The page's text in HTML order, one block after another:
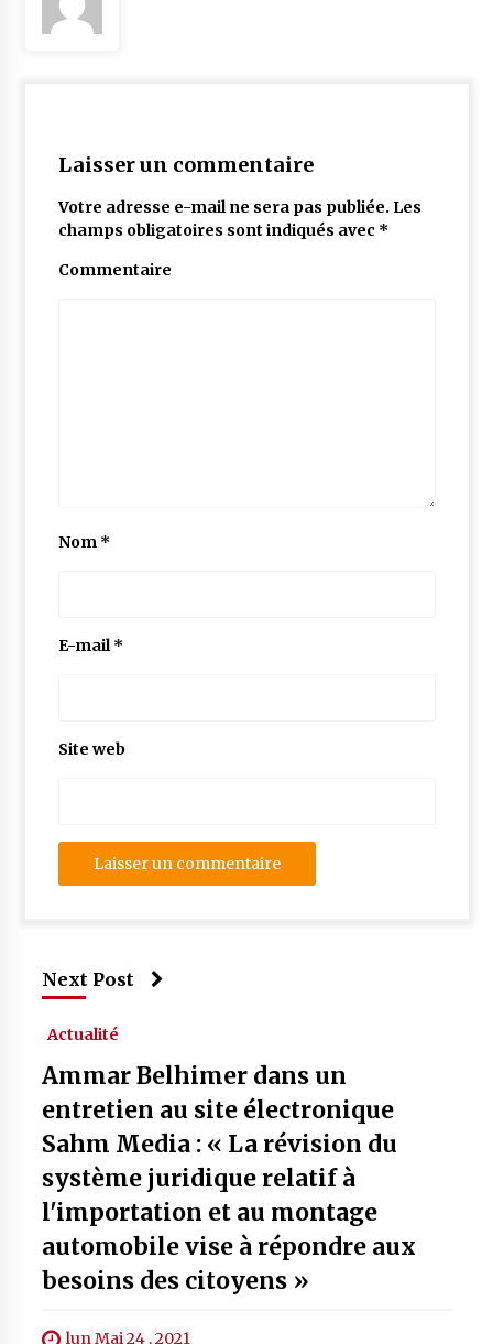
Laisser un commentaire
Votre adresse e-mail ne sera pas publiée. Les
champs obligatoires sont indiqués avec *
Commentaire
Nom *
E-mail*
Site web
Next Post
Actualité
Ammar Belhimer dans un
entretien au site électronique
Sahm Media : « La révision du
système juridique relatif à
l'importation et au montage
automobile vise à répondre aux
besoins des citoyens »
lun Mai 24 , 2021